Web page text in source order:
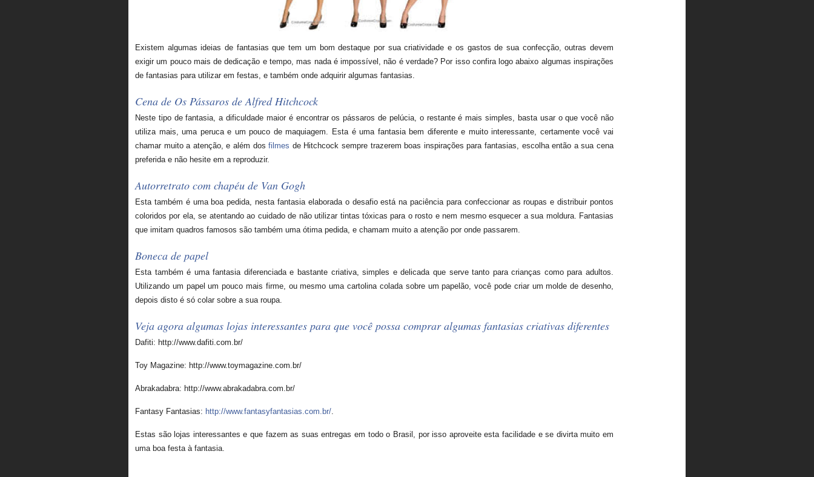
Existem algumas ideias de fantasias que tem um bom destaque por sua criatividade e os gastos de sua confecção, outras devem
exigir um pouco mais de dedicação e tempo, mas nada é impossível, não é verdade? Por isso confira logo abaixo algumas inspirações
de fantasias para utilizar em festas, e também onde adquirir algumas fantasias.
Cena de Os Pássaros de Alfred Hitchcock
Neste tipo de fantasia, a dificuldade maior é encontrar os pássaros de pelúcia, o restante é mais simples, basta usar o que você não
utiliza mais, uma peruca e um pouco de maquiagem. Esta é uma fantasia bem diferente e muito interessante, certamente você vai
chamar muito a atenção, e além dosfilmes de Hitchcock sempre trazerem boas inspirações para fantasias, escolha então a sua cena
preferida e não hesite em a reproduzir.
Autorretrato com chapéu de Van Gogh
Esta também é uma boa pedida, nesta fantasia elaborada o desafio está na paciência para confeccionar as roupas e distribuir pontos
coloridos por ela, se atentando ao cuidado de não utilizar tintas tóxicas para o rosto e nem mesmo esquecer a sua moldura. Fantasias
que imitam quadros famosos são também uma ótima pedida, e chamam muito a atenção por onde passarem.
Boneca de papel
Esta também é uma fantasia diferenciada e bastante criativa, simples e delicada que serve tanto para crianças como para adultos.
Utilizando um papel um pouco mais firme, ou mesmo uma cartolina colada sobre um papelão, você pode criar um molde de desenho,
depois disto é só colar sobre a sua roupa.
Veja agora algumas lojas interessantes para que você possa comprar algumas fantasias criativas diferentes
Dafiti: http://www.dafiti.com.br/
Toy Magazine: http://www.toymagazine.com.br/
Abrakadabra: http://www.abrakadabra.com.br/
Fantasy Fantasias: http://www.fantasyfantasias.com.br/.
Estas são lojas interessantes e que fazem as suas entregas em todo o Brasil, por isso aproveite esta facilidade e se divirta muito em
uma boa festa à fantasia.